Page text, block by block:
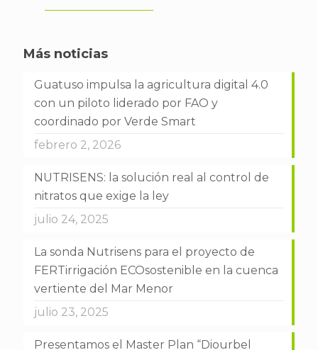
Más noticias
Guatuso impulsa la agricultura digital 4.0
con un piloto liderado por FAO y
coordinado por Verde Smart
febrero 2, 2026
NUTRISENS: la solución real al control de
nitratos que exige la ley
julio 24, 2025
La sonda Nutrisens para el proyecto de
FERTirrigación ECOsostenible en la cuenca
vertiente del Mar Menor
julio 23, 2025
Presentamos el Master Plan “Diourbel